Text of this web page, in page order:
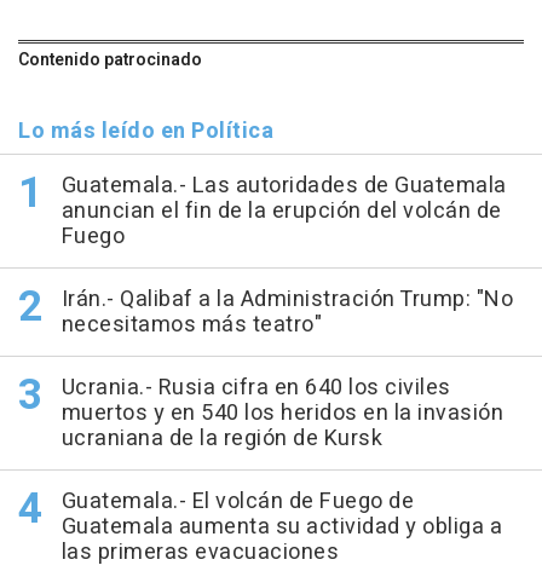
Contenido patrocinado
Lo más leído en Política
Guatemala.- Las autoridades de Guatemala
anuncian el fin de la erupción del volcán de
Fuego
Irán.- Qalibaf a la Administración Trump: "No
necesitamos más teatro"
Ucrania.- Rusia cifra en 640 los civiles
muertos y en 540 los heridos en la invasión
ucraniana de la región de Kursk
Guatemala.- El volcán de Fuego de
Guatemala aumenta su actividad y obliga a
las primeras evacuaciones